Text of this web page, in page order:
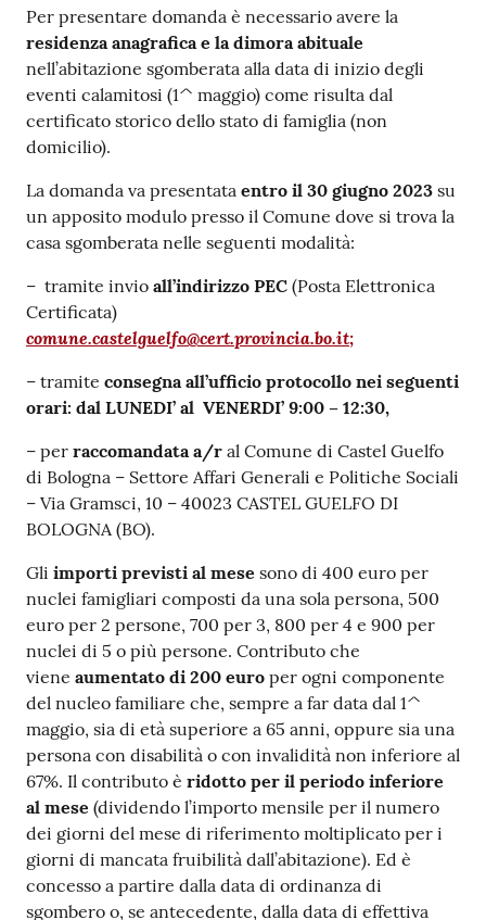
Per presentare domanda è necessario avere la
residenza anagrafica e la dimora abituale
nell’abitazione sgomberata alla data di inizio degli
eventi calamitosi (1^ maggio) come risulta dal
certificato storico dello stato di famiglia (non
domicilio).
La domanda va presentata entro il 30 giugno 2023 su
un apposito modulo presso il Comune dove si trova la
casa sgomberata nelle seguenti modalità:
– tramite invio all’indirizzo PEC (Posta Elettronica
Certificata)
comune.castelguelfo@cert.provincia.bo.it;
– tramite consegna all’ufficio protocollo nei seguenti
orari: dal LUNEDI’ al VENERDI’ 9:00 – 12:30,
– per raccomandata a/r al Comune di Castel Guelfo
di Bologna – Settore Affari Generali e Politiche Sociali
– Via Gramsci, 10 – 40023 CASTEL GUELFO DI
BOLOGNA (BO).
Gli importi previsti al mese sono di 400 euro per
nuclei famigliari composti da una sola persona, 500
euro per 2 persone, 700 per 3, 800 per 4 e 900 per
nuclei di 5 o più persone. Contributo che
viene aumentato di 200 euro per ogni componente
del nucleo familiare che, sempre a far data dal 1^
maggio, sia di età superiore a 65 anni, oppure sia una
persona con disabilità o con invalidità non inferiore al
67%. Il contributo è ridotto per il periodo inferiore
al mese (dividendo l’importo mensile per il numero
dei giorni del mese di riferimento moltiplicato per i
giorni di mancata fruibilità dall’abitazione). Ed è
concesso a partire dalla data di ordinanza di
sgombero o, se antecedente, dalla data di effettiva